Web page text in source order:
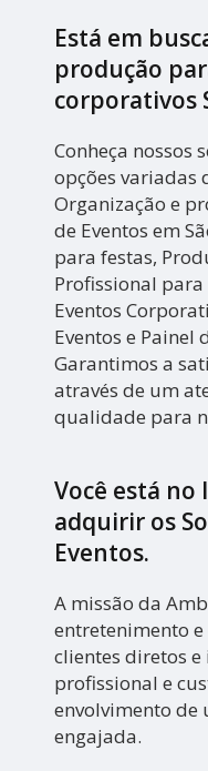
Está em
produção
corporativos
Conheça nossos
opções variadas
Organização e
de Eventos em
para festas,
Profissional para
Eventos
Eventos e Painel
Garantimos a
através de um
qualidade para
Você está no
adquirir os
Eventos.
A missão da
entretenimento
clientes diretos
profissional e
envolvimento de
engajada.